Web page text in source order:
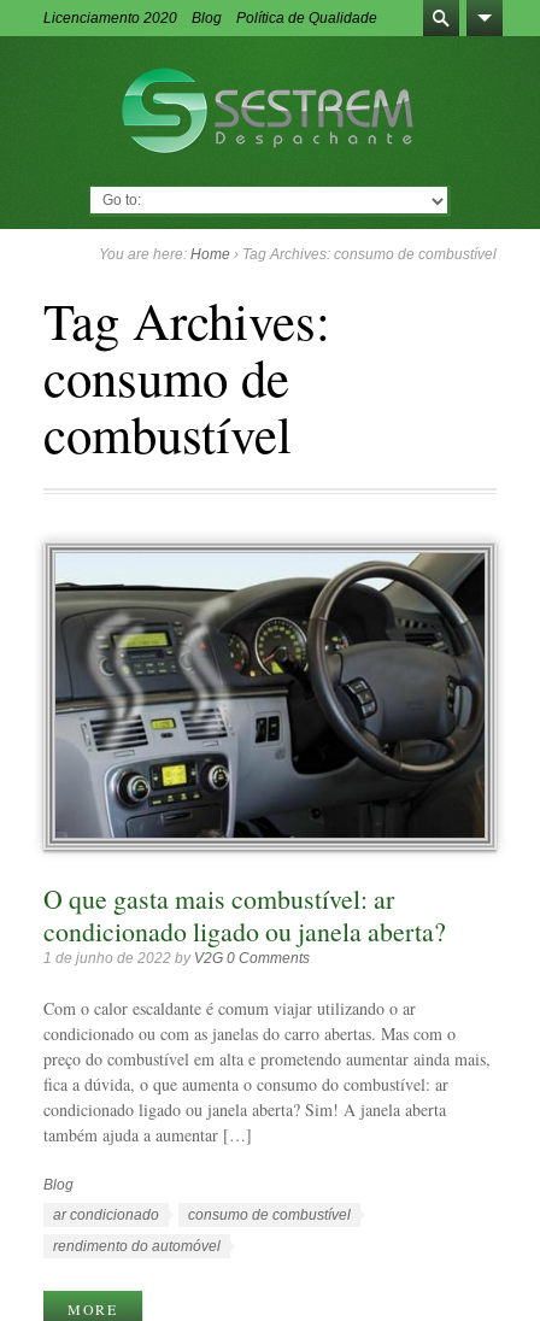
Licenciamento 2020 Blog Política de Qualidade
You are here:Home › Tag Archives: consumo de combustível
Tag Archives:
consumo de
combustível
O que gasta mais combustível: ar
condicionado ligado ou janela aberta?
1 de junho de 2022 by V2G 0 Comments
Com o calor escaldante é comum viajar utilizando o ar
condicionado ou com as janelas do carro abertas. Mas com o
preço do combustível em alta e prometendo aumentar ainda mais,
fica a dúvida, o que aumenta o consumo do combustível: ar
condicionado ligado ou janela aberta? Sim! A janela aberta
também ajuda a aumentar […]
Categorias
Blog
Tags
ar condicionado
consumo de combustível
rendimento do automóvel
MORE